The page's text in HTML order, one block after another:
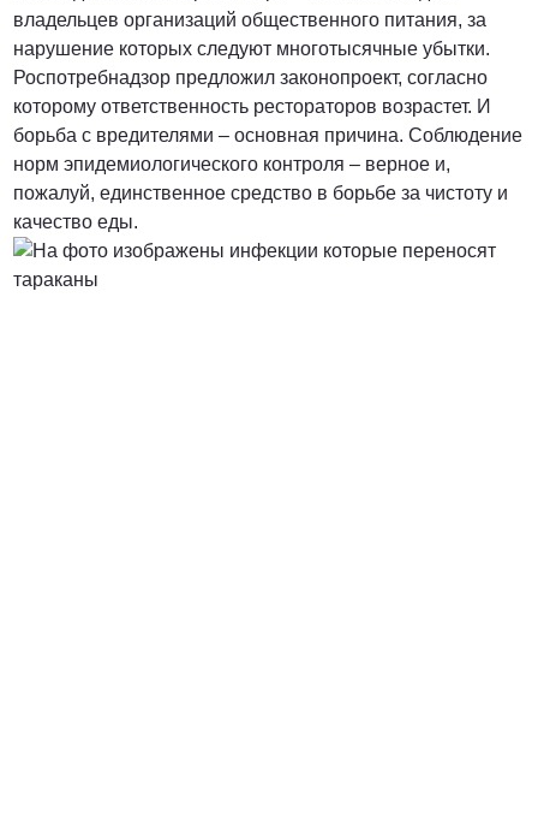
владельцев организаций общественного питания, за
нарушение которых следуют многотысячные убытки.
Роспотребнадзор предложил законопроект, согласно
которому ответственность рестораторов возрастет. И
борьба с вредителями – основная причина. Соблюдение
норм эпидемиологического контроля – верное и,
пожалуй, единственное средство в борьбе за чистоту и
качество еды.